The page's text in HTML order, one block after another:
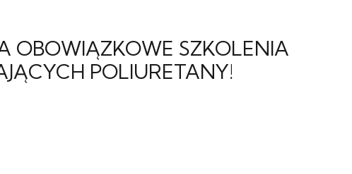
OBOWIĄZKOWE SZKOLENIA
POLIURETANY!